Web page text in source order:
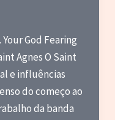
God Fearing
Agnes O Saint
e influências
do começo ao
da banda